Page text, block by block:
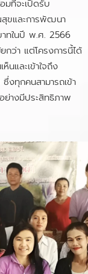
มที่จะเปิดรับ
สุขและการพัฒนา
ทในปี พ.ศ. 2566
กว่า แต่โครงการนี้ได้
นและเข้าใจถึง
งทุกคนสามารถเข้า
างมีประสิทธิภาพ